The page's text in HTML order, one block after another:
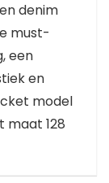
denim
must-
een
en
model
128